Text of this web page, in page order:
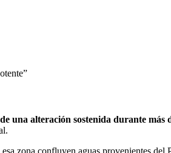
una alteración sostenida durante más
zona confluyen aguas provenientes